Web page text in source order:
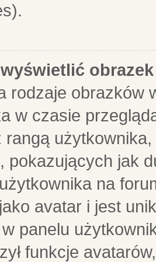
rodzaje obrazków
w czasie
rangą
pokazujących jak
na
avatar i jest
panelu
funkcje